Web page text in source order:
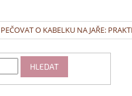
PEČOVAT O KABELKU NA JAŘE:
HLEDAT